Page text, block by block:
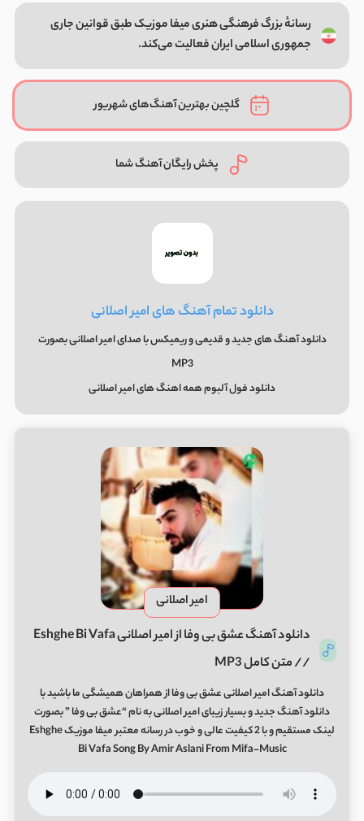
رسانهٔ بزرگ فرهنگی هنری میفا موزیک طبق قوانین جاری
جمهوری اسلامی ایران فعالیت می‌کند.
گلچین بهترین آهنگ‌های شهریور
پخش رایگان آهنگ شما
دانلود تمام آهنگ های امیر اصلانی
دانلود آهنگ های جدید و قدیمی و ریمیکس با صدای امیر اصلانی بصورت
MP3
دانلود فول آلبوم همه اهنگ های امیر اصلانی
امیر اصلانی
دانلود آهنگ عشق بی وفا از امیر اصلانی Eshghe Bi Vafa
// متن کامل MP3
دانلود آهنگ امیر اصلانی عشق بی وفا از همراهان همیشگی ما باشید با
دانلود آهنگ جدید و بسیار زیبای امیر اصلانی به نام “عشق بی وفا ” بصورت
لینک مستقیم و با 2 کیفیت عالی و خوب در رسانه معتبر میفا موزیک Eshghe
Bi Vafa Song By Amir Aslani From Mifa-Music